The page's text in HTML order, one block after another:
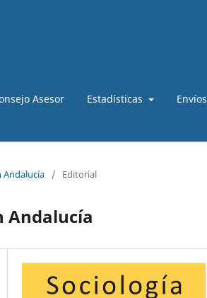
Asesor Estadísticas Envíos
Andalucía / Editorial
Andalucía